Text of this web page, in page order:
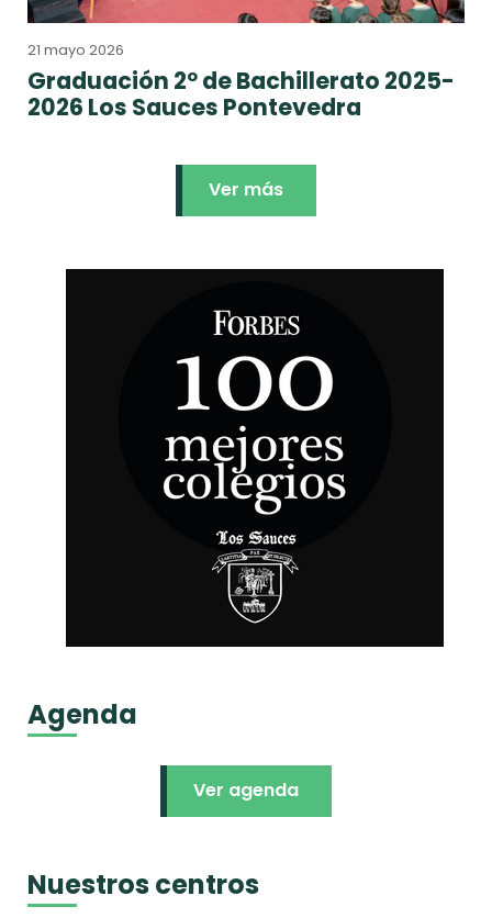
21 mayo 2026
Graduación 2º de Bachillerato 2025-
2026 Los Sauces Pontevedra
Ver más
Agenda
Ver agenda
Nuestros centros